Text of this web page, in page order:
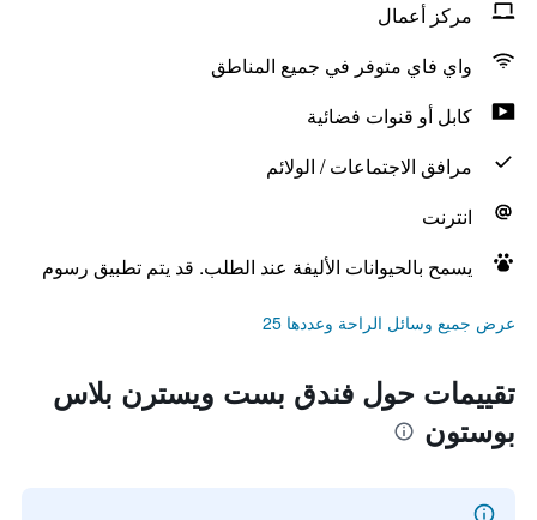
مركز أعمال
واي فاي متوفر في جميع المناطق
كابل أو قنوات فضائية
مرافق الاجتماعات / الولائم
انترنت
يسمح بالحيوانات الأليفة عند الطلب. قد يتم تطبيق رسوم
عرض جميع وسائل الراحة وعددها 25
تقييمات حول فندق بست ويسترن بلاس
بوستون